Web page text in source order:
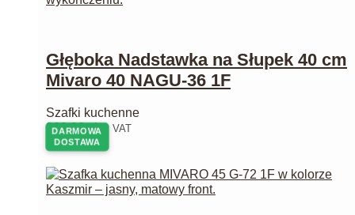
DARMOWA
DOSTAWA
Głęboka Nadstawka na Słupek 40 cm
Mivaro 40 NAGU-36 1F
Szafki kuchenne
228,00zł z VAT